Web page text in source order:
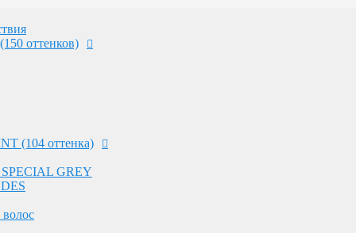
тон в тон
волос
на светлых волосах
волос
в салоне
оттенков)
(104 оттенка)
SPECIAL GREY